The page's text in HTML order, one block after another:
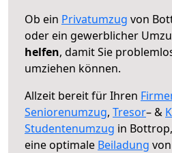
Ob ein Privatumzug von
oder ein gewerblicher
helfen, damit Sie
umziehen können.
Allzeit bereit für Ihren
Seniorenumzug, Tresor– &
Studentenumzug in Bottrop,
eine optimale Beiladung